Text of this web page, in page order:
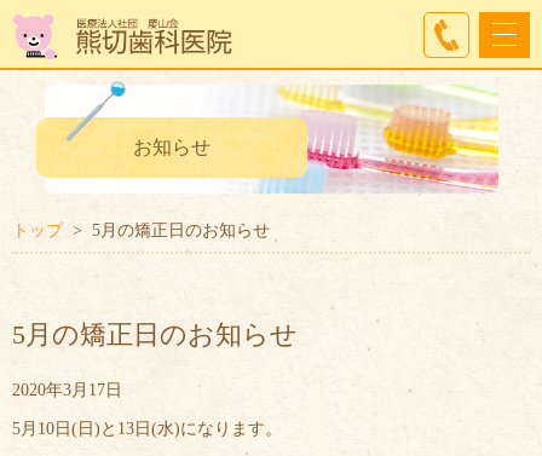
お知らせ
トップ 5月の矯正日のお知らせ
5月の矯正日のお知らせ
2020年3月17日
5月10日(日)と13日(水)になります。